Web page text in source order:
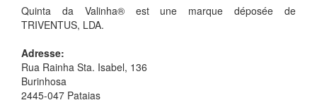
Quinta da Valinha® est une marque déposée de
TRIVENTUS, LDA.
Adresse​:
Rua Rainha Sta. Isabel, 136
Burinhosa
2445-047 Pataias